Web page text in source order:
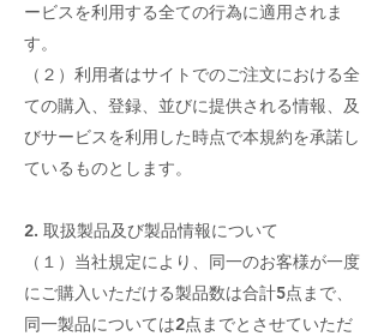
ービスを利用する全ての行為に適用されま
す。
（２）利用者はサイトでのご注文における全
ての購入、登録、並びに提供される情報、及
びサービスを利用した時点で本規約を承諾し
ているものとします。
2. 取扱製品及び製品情報について
（１）当社規定により、同一のお客様が一度
にご購入いただける製品数は合計5点まで、
同一製品については2点までとさせていただ